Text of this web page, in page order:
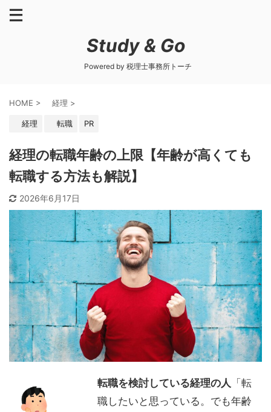
Study & Go
Powered by 税理士事務所トーチ
HOME > 経理 >
経理 転職 PR
経理の転職年齢の上限【年齢が高くても
転職する方法も解説】
2026年6月17日
転職を検討している経理の人 「転
職したいと思っている。でも年齢